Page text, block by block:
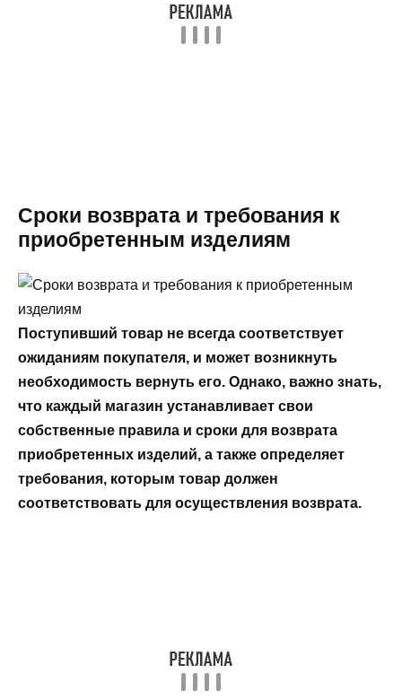
Сроки возврата и требования к
приобретенным изделиям
Поступивший товар не всегда соответствует
ожиданиям покупателя, и может возникнуть
необходимость вернуть его. Однако, важно знать,
что каждый магазин устанавливает свои
собственные правила и сроки для возврата
приобретенных изделий, а также определяет
требования, которым товар должен
соответствовать для осуществления возврата.